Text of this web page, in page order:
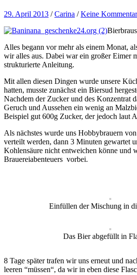
29. April 2013 /Carina /Keine
Alles begann vor mehr als einem Monat,
wir alles aus. Dabei war ein großer Eimer
strukturierte Anleitung.
Mit allen diesen Dingen wurde unsere
hatten, musste zunächst ein Biersud
Nachdem der Zucker und des Konzentrat
Geruch und Aussehen ein wenig an
Beispiel gut 600g Zucker, der jedoch laut
Als nächstes wurde uns Hobbybrauern
verteilt werden, dann 3 Minuten gewartet
Kohlensäure nicht entweichen könne und
Brauereiabenteuers vorbei.
Einfüllen der Mischung in
Das Bier abgefüllt in
8 Tage später trafen wir uns erneut und
leeren “müssen“, da wir in eben diese